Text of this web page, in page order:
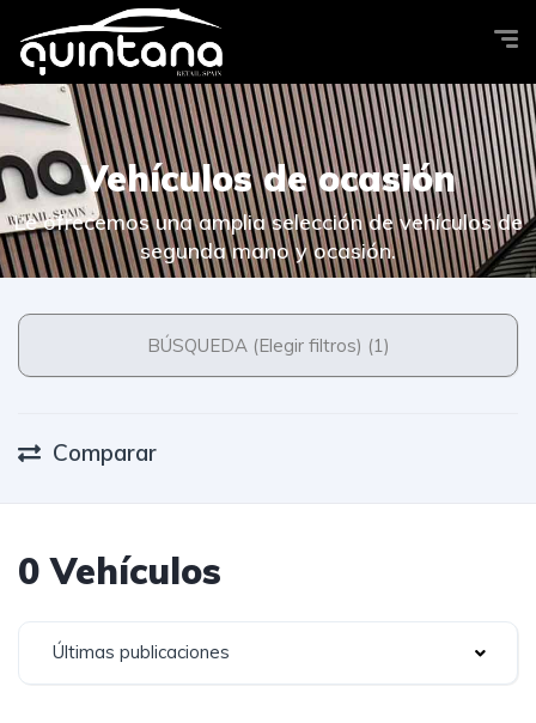
Vehículos de ocasión
Le ofrecemos una amplia selección de vehículos de
segunda mano y ocasión.
BÚSQUEDA (Elegir filtros) (1)
Comparar
0 Vehículos
Últimas publicaciones